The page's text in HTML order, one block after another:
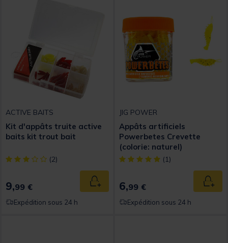
ACTIVE BAITS
Kit d'appâts truite active
baits kit trout bait
[object Object] out of 5 Customer Rating
(2)
9,99 € Ajouter au panier
Expédition sous 24 h
JIG POWER
Appâts artificiels
Powerbetes Crevette
(colorie: naturel)
[object Object] out of 5
(1)
6,99 €
Expédition sous 24 h